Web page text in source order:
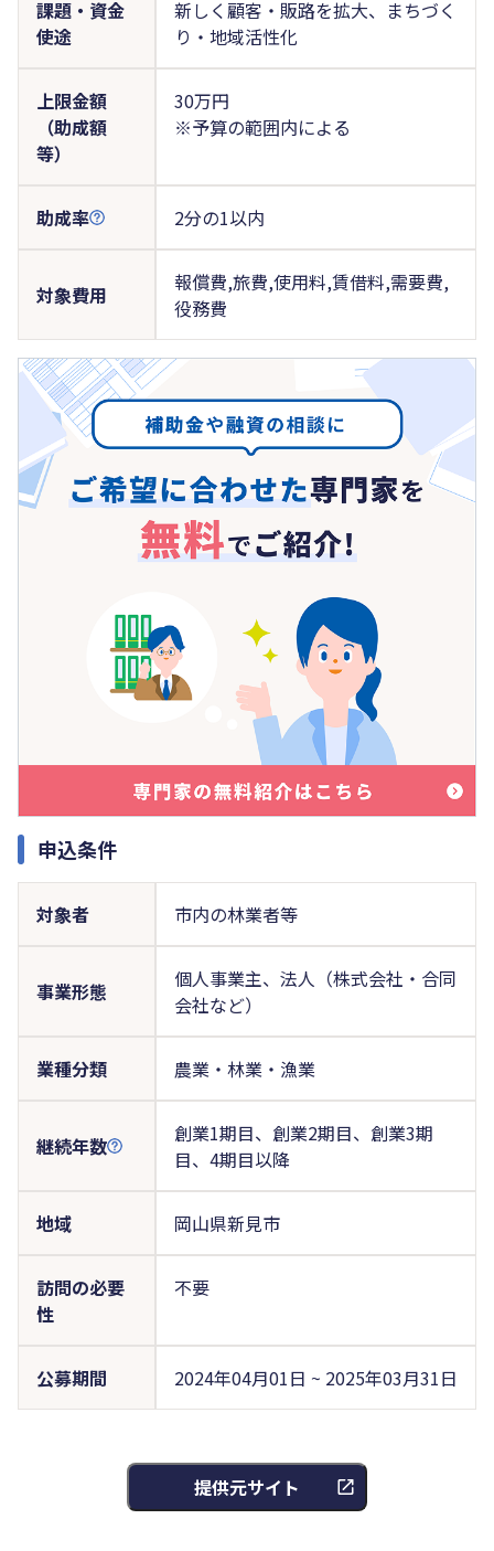
課題・資金
使途
新しく顧客・販路を拡大、まちづく
り・地域活性化
上限金額
（助成額
等）
30万円
※予算の範囲内による
助成率 2分の1以内
対象費用
報償費,旅費,使用料,賃借料,需要費,
役務費
申込条件
対象者 市内の林業者等
事業形態
個人事業主、法人（株式会社・合同
会社など）
業種分類 農業・林業・漁業
継続年数
創業1期目、創業2期目、創業3期
目、4期目以降
地域 岡山県新見市
訪問の必要
性
不要
公募期間 2024年04月01日 ~ 2025年03月31日
提供元サイト